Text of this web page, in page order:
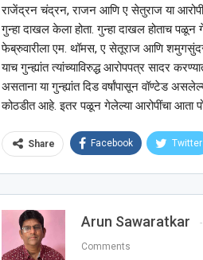
राजेंद्रन चंद्रन, राजन आणि ए सेतुराज या
गुन्हा दाखल केला होता. गुन्हा दाखल होताच पळून
फेब्रुवारीला एम. थॉमस, ए सेतूराज आणि
याच गुन्ह्यांत त्यांच्याविरुद्ध आरोपपत्र सादर
असताना या गुन्ह्यांत दिड वर्षांपासून वॉण्टेड
कोठडीत आहे. इतर पळून गेलेल्या आरोपींचा आता
Share Facebook Twitter
Arun Sawaratkar
Comments